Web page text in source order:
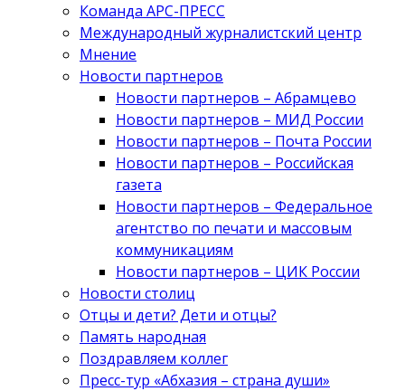
Команда АРС-ПРЕСС
Международный журналистский центр
Мнение
Новости партнеров
Новости партнеров – Абрамцево
Новости партнеров – МИД России
Новости партнеров – Почта России
Новости партнеров – Российская
газета
Новости партнеров – Федеральное
агентство по печати и массовым
коммуникациям
Новости партнеров – ЦИК России
Новости столиц
Отцы и дети? Дети и отцы?
Память народная
Поздравляем коллег
Пресс-тур «Абхазия – страна души»